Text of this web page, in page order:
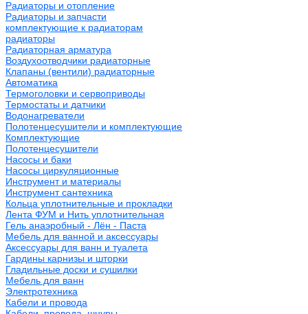
Радиаторы и отопление
Радиаторы и запчасти
комплектующие к радиаторам
радиаторы
Радиаторная арматура
Воздухоотводчики радиаторные
Клапаны (вентили) радиаторные
Автоматика
Термоголовки и сервоприводы
Термостаты и датчики
Водонагреватели
Полотенцесушители и комплектующие
Комплектующие
Полотенцесушители
Насосы и баки
Насосы циркуляционные
Инструмент и материалы
Инструмент сантехника
Кольца уплотнительные и прокладки
Лента ФУМ и Нить уплотнительная
Гель анаэробный - Лён - Паста
Мебель для ванной и аксессуары
Аксессуары для ванн и туалета
Гардины карнизы и шторки
Гладильные доски и сушилки
Мебель для ванн
Электротехника
Кабели и провода